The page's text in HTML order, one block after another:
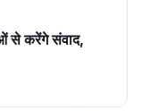
से करेंगे संवाद,